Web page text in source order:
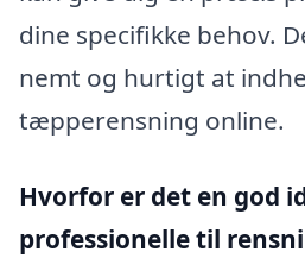
dine specifikke behov.
nemt og hurtigt at
tæpperensning online.
Hvorfor er det en god
professionelle til